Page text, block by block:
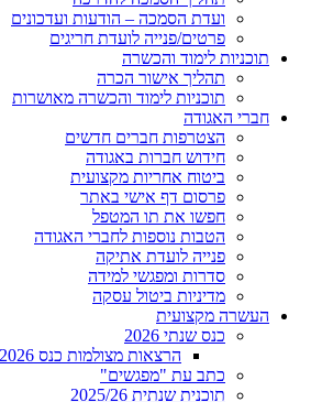
ועדת הסמכה – הודעות ועדכונים
פרטים/פנייה לועדת חריגים
תוכניות לימוד והכשרה
תהליך אישור הכרה
תוכניות לימוד והכשרה מאושרות
חברי האגודה
הצטרפות חברים חדשים
חידוש חברות באגודה
ביטוח אחריות מקצועית
פרסום דף אישי באתר
חפשו את תו המטפל
הטבות נוספות לחברי האגודה
פנייה לועדת אתיקה
סדרות ומפגשי למידה
מדיניות ביטול עסקה
העשרה מקצועית
כנס שנתי 2026
הרצאות מצולמות כנס 2026
כתב עת "מפגשים"
תוכנית שנתית 2025/26